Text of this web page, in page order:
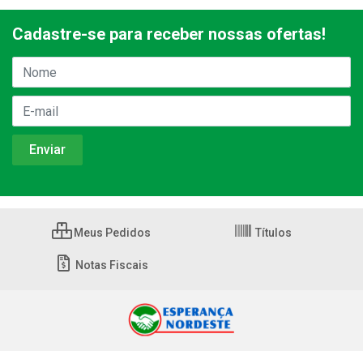
Cadastre-se para receber nossas ofertas!
Meus Pedidos Títulos
Notas Fiscais